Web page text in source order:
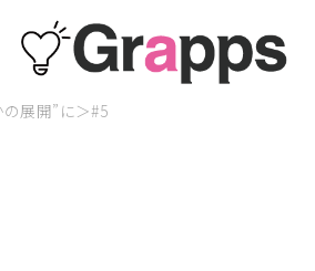
展開”に＞#5